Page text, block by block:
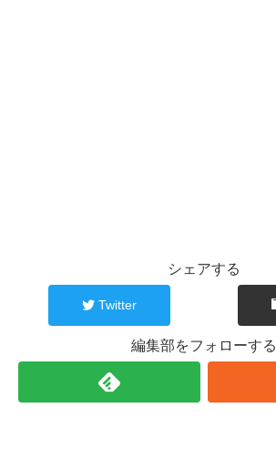
シェアする
Twitter
編集部をフォローする